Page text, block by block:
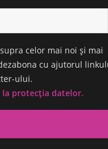
celor mai noi și mai
cu ajutorul
ului.
protecția datelor.